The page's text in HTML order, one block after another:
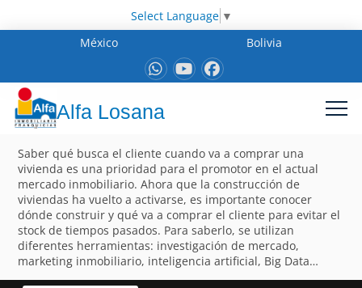
Select Language ▼
México
Bolivia
Alfa Losana
Saber qué busca el cliente cuando va a comprar una
vivienda es una prioridad para el promotor en el actual
mercado inmobiliario. Ahora que la construcción de
viviendas ha vuelto a activarse, es importante conocer
dónde construir y qué va a comprar el cliente para evitar el
stock de tiempos pasados. Para saberlo, se utilizan
diferentes herramientas: investigación de mercado,
marketing inmobiliario, inteligencia artificial, Big Data…